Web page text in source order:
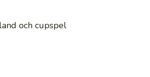
och cupspel